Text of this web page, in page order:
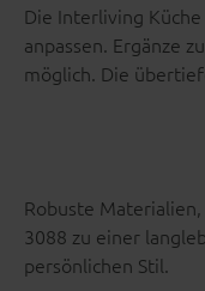
Die Interliving
anpassen. Ergänze
möglich. Die
Robuste
3088 zu einer
persönlichen Stil.